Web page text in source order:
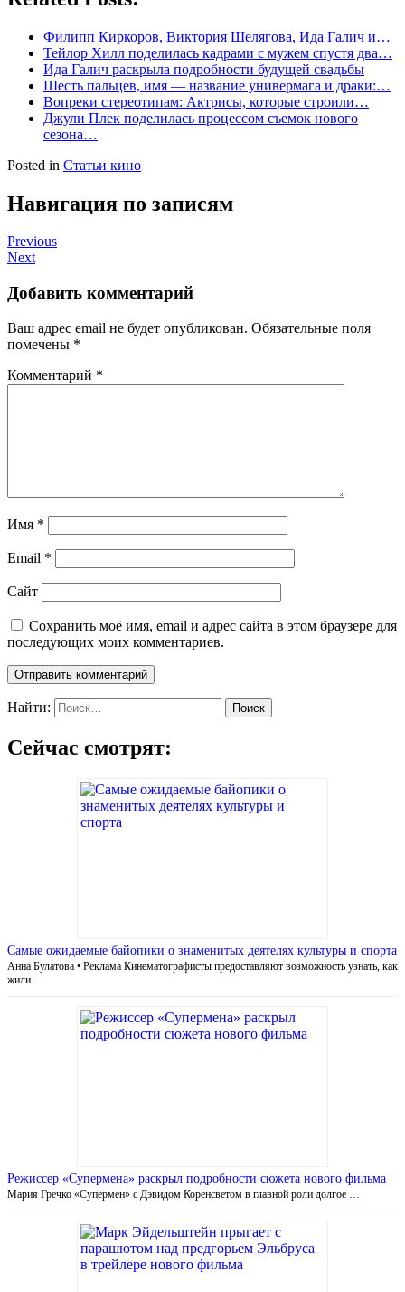
Филипп Киркоров, Виктория Шелягова, Ида Галич и…
Тейлор Хилл поделилась кадрами с мужем спустя два…
Ида Галич раскрыла подробности будущей свадьбы
Шесть пальцев, имя — название универмага и драки:…
Вопреки стереотипам: Актрисы, которые строили…
Джули Плек поделилась процессом съемок нового
сезона…
Posted in Статьи кино
Навигация по записям
Previous
Next
Добавить комментарий
Ваш адрес email не будет опубликован. Обязательные поля
помечены *
Комментарий *
Имя *
Email *
Сайт
Сохранить моё имя, email и адрес сайта в этом браузере для
последующих моих комментариев.
Найти:
Сейчас смотрят:
Самые ожидаемые байопики о знаменитых деятелях культуры и спорта
Анна Булатова • Реклама Кинематографисты предоставляют возможность узнать, как
жили …
Режиссер «Супермена» раскрыл подробности сюжета нового фильма
Мария Гречко «Супермен» с Дэвидом Коренсветом в главной роли долгое …